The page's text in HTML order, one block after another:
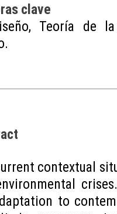
clave
Teoría de
contextual
to